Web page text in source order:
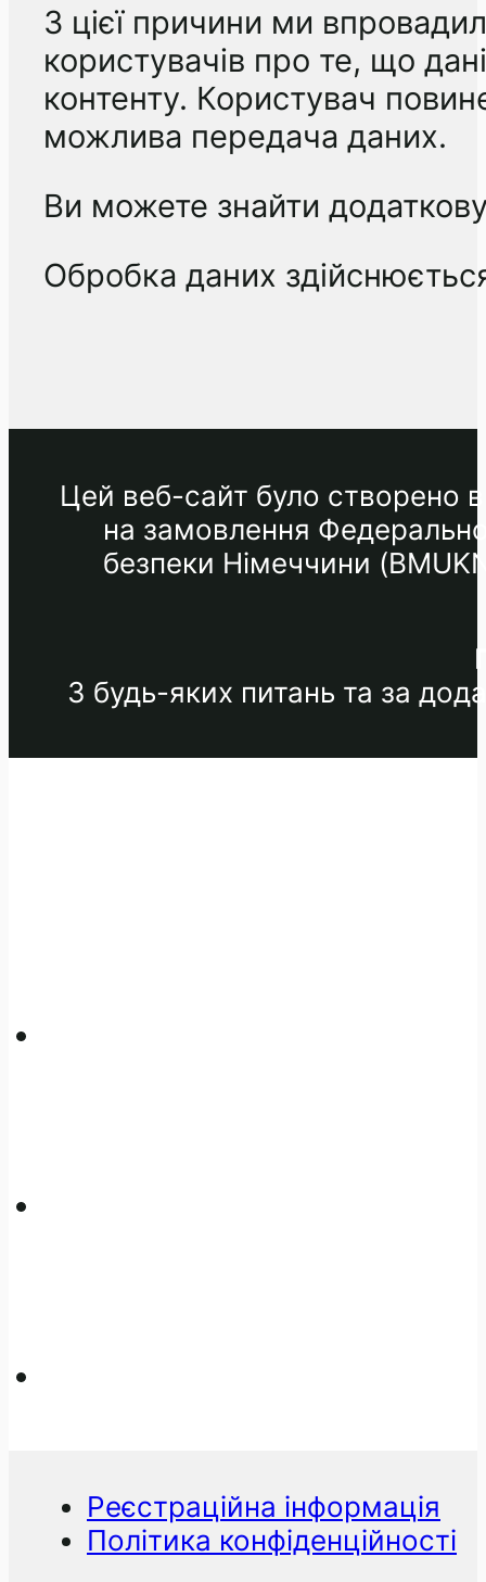
З цієї причини ми
користувачів про те, що
контенту. Користувач
можлива передача даних.
Ви можете знайти
Обробка даних
Цей веб-сайт було створено
на замовлення
безпеки Німеччини
З будь-яких питань та за
Реєстраційна інформація
Політика конфіденційності